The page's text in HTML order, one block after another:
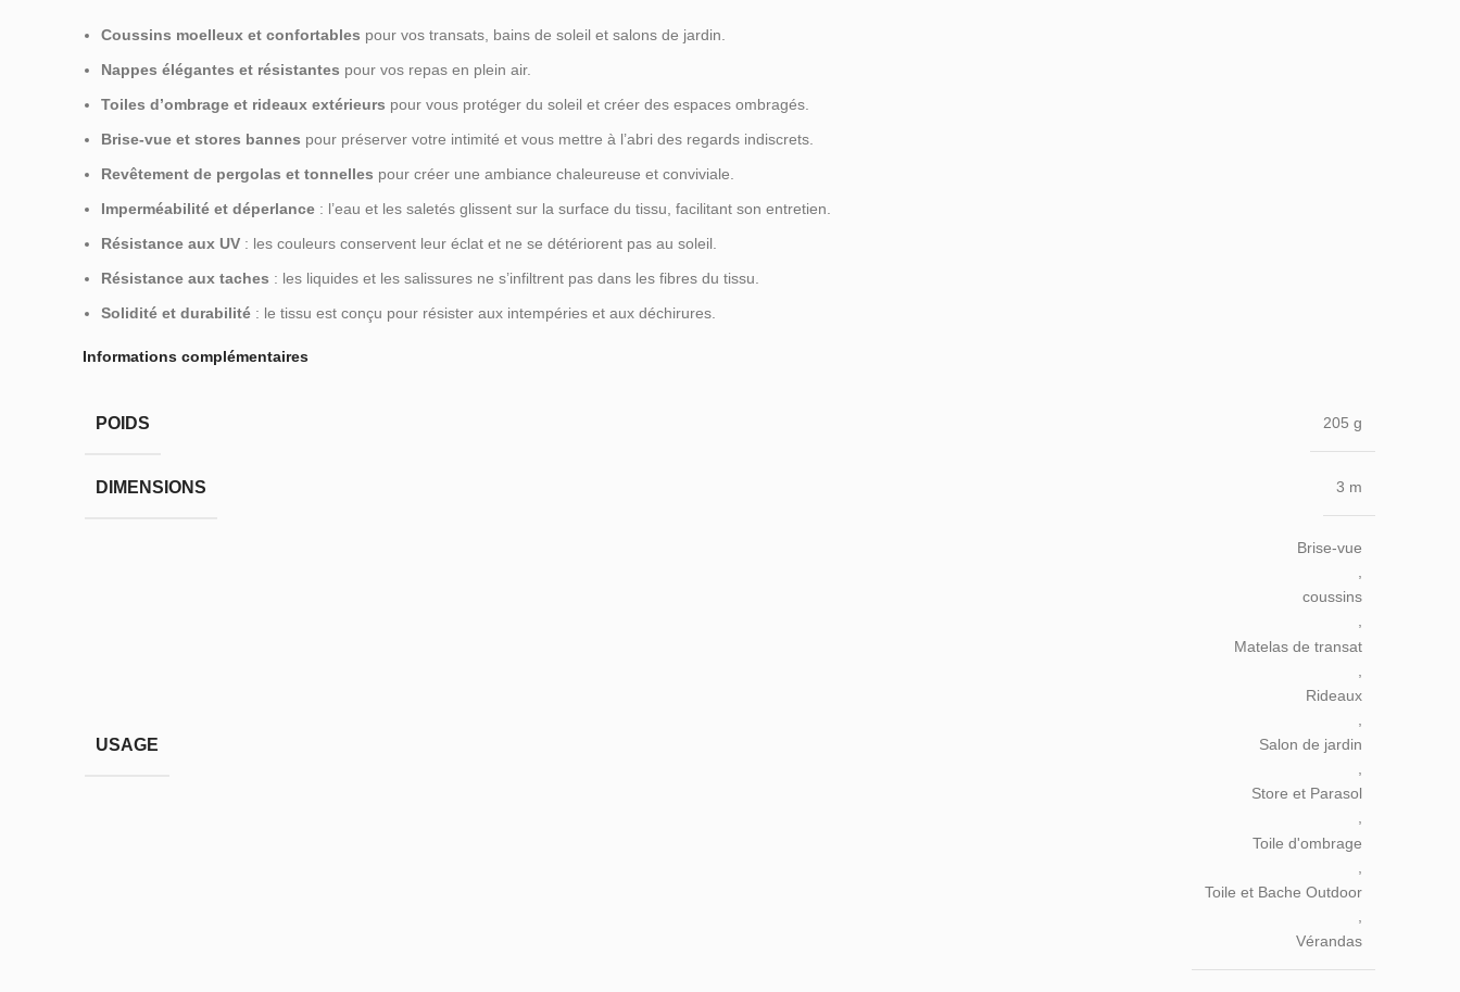
Coussins moelleux et confortables pour vos transats, bains de soleil et salons de jardin.
Nappes élégantes et résistantes pour vos repas en plein air.
Toiles d’ombrage et rideaux extérieurs pour vous protéger du soleil et créer des espaces ombragés.
Brise-vue et stores bannes pour préserver votre intimité et vous mettre à l’abri des regards indiscrets.
Revêtement de pergolas et tonnelles pour créer une ambiance chaleureuse et conviviale.
Imperméabilité et déperlance : l’eau et les saletés glissent sur la surface du tissu, facilitant son entretien.
Résistance aux UV : les couleurs conservent leur éclat et ne se détériorent pas au soleil.
Résistance aux taches : les liquides et les salissures ne s’infiltrent pas dans les fibres du tissu.
Solidité et durabilité : le tissu est conçu pour résister aux intempéries et aux déchirures.
Informations complémentaires
POIDS 205 g
DIMENSIONS 3 m
USAGE
Brise-vue
coussins
,
Matelas de transat
Rideaux
Salon de jardin
Store et Parasol
,
Toile d'ombrage
Toile et Bache Outdoor
Vérandas